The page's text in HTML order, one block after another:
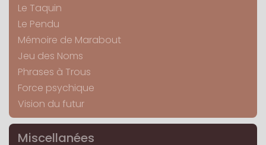
Le Taquin
Le Pendu
Mémoire de Marabout
Jeu des Noms
Phrases à Trous
Force psychique
Vision du futur
Miscellanées